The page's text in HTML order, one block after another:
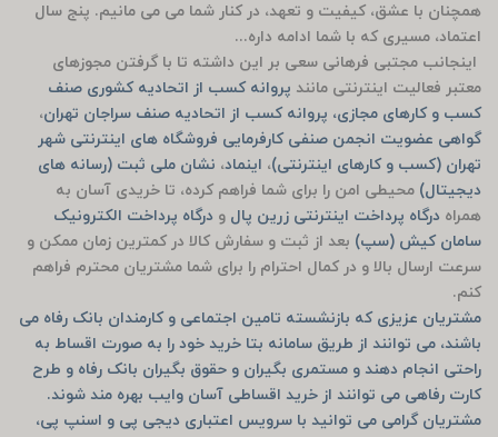
همچنان با عشق، کیفیت و تعهد، در کنار شما می می مانیم. پنج سال
اعتماد، مسیری که با شما ادامه داره...
اینجانب مجتبی فرهانی سعی بر این داشته تا با گرفتن مجوزهای
معتبر فعالیت اینترنتی مانند پروانه کسب از اتحادیه کشوری صنف
کسب و کارهای مجازی، پروانه کسب از اتحادیه صنف سراجان تهران،
گواهی عضویت انجمن صنفی کارفرمایی فروشگاه های اینترنتی شهر
تهران (کسب و کارهای اینترنتی)، اینماد، نشان ملی ثبت (رسانه های
دیجیتال) محیطی امن را برای شما فراهم کرده، تا خریدی آسان به
همراه درگاه پرداخت اینترنتی زرین پال و درگاه پرداخت الکترونیک
سامان کیش (سپ) بعد از ثبت و سفارش کالا در کمترین زمان ممکن و
سرعت ارسال بالا و در کمال احترام را برای شما مشتریان محترم فراهم
کنم.
مشتریان عزیزی که بازنشسته تامین اجتماعی و کارمندان بانک رفاه می
باشند، می توانند از طریق سامانه بتا خرید خود را به صورت اقساط به
راحتی انجام دهند و مستمری بگیران و حقوق بگیران بانک رفاه و طرح
کارت رفاهی می توانند از خرید اقساطی آسان وایب بهره مند شوند.
مشتریان گرامی می توانید با سرویس اعتباری دیجی پی و اسنپ پی،